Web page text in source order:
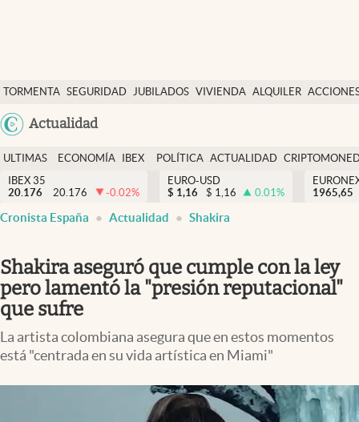
TORMENTA SEGURIDAD JUBILADOS VIVIENDA ALQUILER
USA
Actualidad
Economía y finanzas
Política
Actualidad
Criptomonedas
España
ULTIMAS
NOTICIAS
ECONOMÍA
FINANZAS
IBEX
EURO
POLÍTICA ACTUALIDAD
IBEX 35
20.176
20.176 -0.02%
EURO-USD
$ 1,16 $ 1,16 0.01%
1965,65
Cronista España Actualidad Shakira
Shakira aseguró que cumple con la ley
pero lamentó la "presión reputacional"
que sufre
La artista colombiana asegura que en estos momentos
está "centrada en su vida artística en Miami"